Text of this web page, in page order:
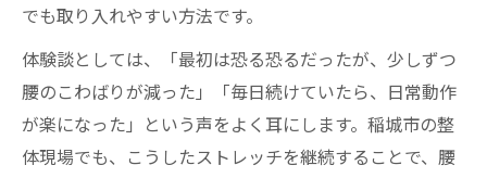
でも取り入れやすい方法です。
体験談としては、「最初は恐る恐るだったが、少しずつ
腰のこわばりが減った」「毎日続けていたら、日常動作
が楽になった」という声をよく耳にします。稲城市の整
体現場でも、こうしたストレッチを継続することで、腰